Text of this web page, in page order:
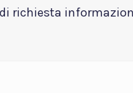
richiesta